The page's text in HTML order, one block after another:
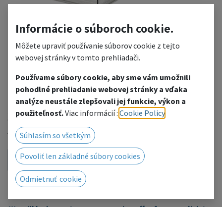
Stage deck TS3 2x0,5 m
399.75€
with VAT
ADD TO CART
Add to wishlist
Informácie o súboroch cookie.
Môžete upraviť používanie súborov cookie z tejto
webovej stránky v tomto prehliadači.
Používame súbory cookie, aby sme vám umožnili
pohodlné prehliadanie webovej stránky a vďaka
analýze neustále zlepšovali jej funkcie, výkon a
použiteľnosť.Viac informácií : Cookie Policy
Súhlasím so všetkým
Povoliť len základné súbory cookies
Odmietnuť cookie